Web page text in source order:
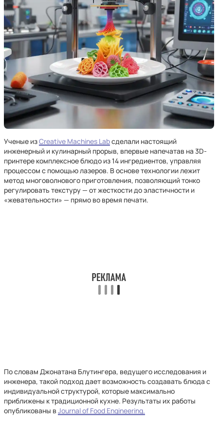
Ученые изCreative Machines Labсделали настоящий
инженерный и кулинарный прорыв, впервые напечатав на 3D-
принтере комплексное блюдо из 14 ингредиентов, управляя
процессом с помощью лазеров. В основе технологии лежит
метод многоволнового приготовления, позволяющий тонко
регулировать текстуру — от жесткости до эластичности и
«жевательности» — прямо во время печати.
По словам Джонатана Блутингера, ведущего исследования и
инженера, такой подход дает возможность создавать блюда с
индивидуальной структурой, которые максимально
приближены к традиционной кухне. Результаты их работы
опубликованы в Journal of Food Engineering.